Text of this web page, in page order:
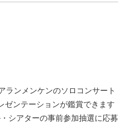
ランメンケンのソロコンサート
ゼンテーションが鑑賞できます
シアターの事前参加抽選に応募